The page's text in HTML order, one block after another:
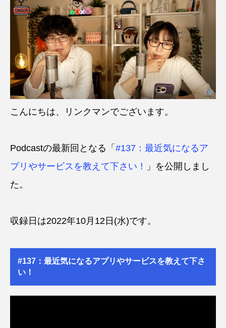
こんにちは、リンクマンでございます。
Podcastの最新回となる「 #137：最近気になるア
プリやサービスを教えて下さい！
」を公開しまし
た。
収録日は2022年10月12日(水)です。
#137：最近気になるアプリやサービスを教えて下さ
い！